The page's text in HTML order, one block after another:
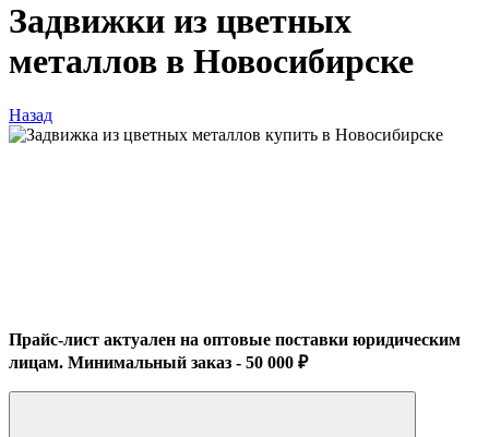
Задвижки из цветных
металлов в Новосибирске
Назад
Прайс-лист актуален на оптовые поставки юридическим
лицам. Минимальный заказ - 50 000 ₽